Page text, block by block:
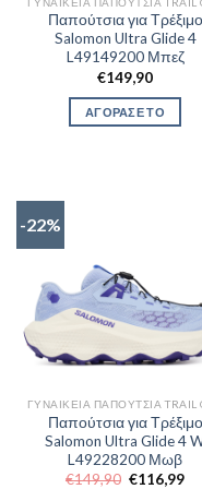
Παπούτσια για Τρέξιμο
Salomon Ultra Glide 4
L49149200 Μπεζ
€149,90
ΑΓΟΡΑΣΕ ΤΟ
-22%
Παπούτσια για Τρέξιμο
Salomon Ultra Glide 4
L49228200 Μωβ
€149,90 Original
€116,99Η